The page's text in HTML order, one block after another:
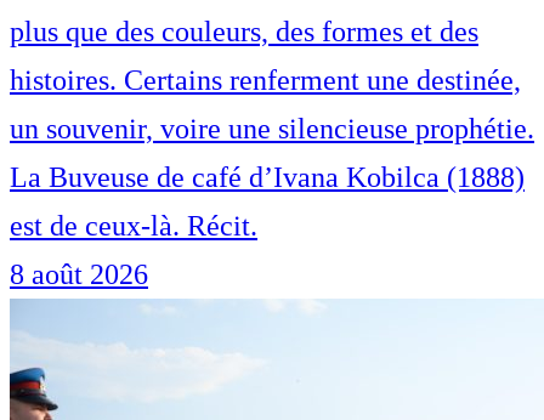
plus que des couleurs, des formes et des
histoires. Certains renferment une destinée,
un souvenir, voire une silencieuse prophétie.
La Buveuse de café d’Ivana Kobilca (1888)
est de ceux-là. Récit.
8 août 2026